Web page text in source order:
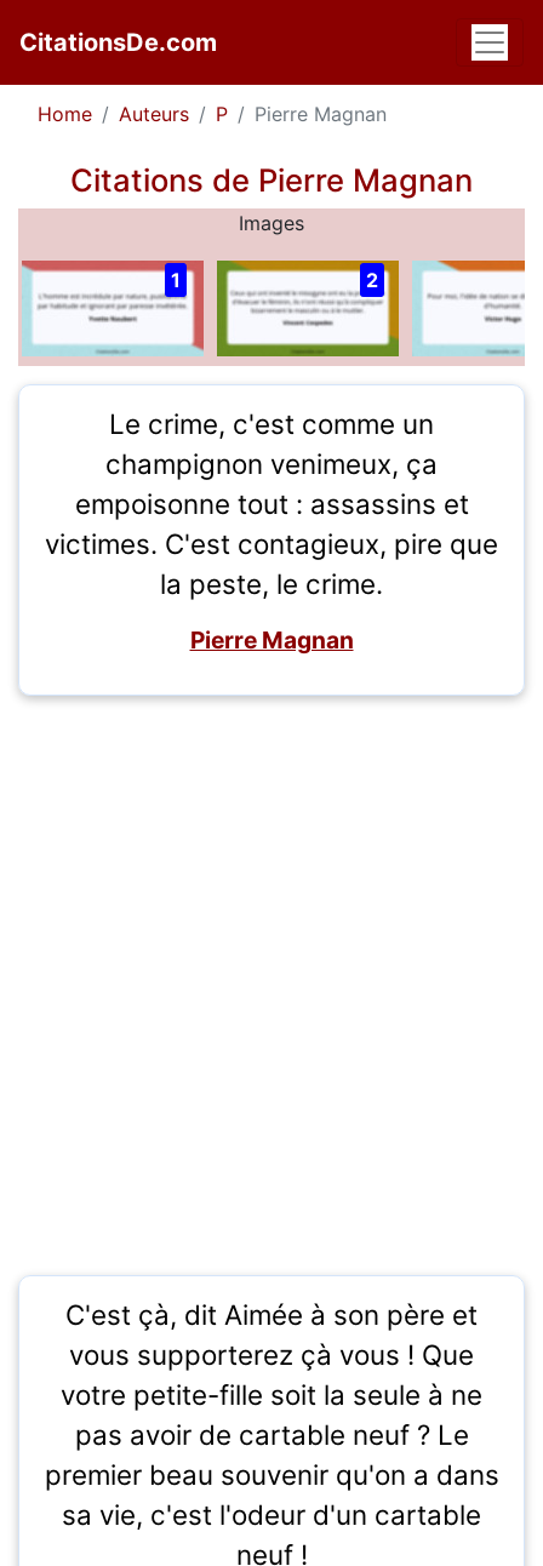
CitationsDe.com
Home Auteurs P Pierre Magnan
Citations de Pierre Magnan
Images
1 2
Le crime, c'est comme un
champignon venimeux, ça
empoisonne tout : assassins et
victimes. C'est contagieux, pire que
la peste, le crime.
Pierre Magnan
C'est çà, dit Aimée à son père et
vous supporterez çà vous ! Que
votre petite-fille soit la seule à ne
pas avoir de cartable neuf ? Le
premier beau souvenir qu'on a dans
sa vie, c'est l'odeur d'un cartable
neuf !